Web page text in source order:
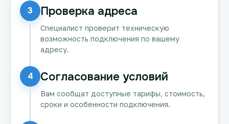
3 Проверка адреса
Специалист проверит техническую
возможность подключения по вашему
адресу.
4 Согласование условий
Вам сообщат доступные тарифы, стоимость,
сроки и особенности подключения.